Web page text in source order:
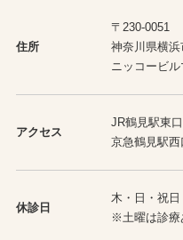
住所
〒230-0051
神奈川県横
ニッコービ
アクセス
JR鶴見駅東
京急鶴見駅
休診日
木・日・祝日
※土曜は診療